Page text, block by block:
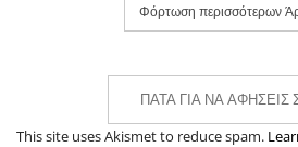
Φόρτωση περισσότερων
ΠΆΤΑ ΓΙΑ ΝΑ ΑΦΉΣΕΙΣ
This site uses Akismet to reduce spam.